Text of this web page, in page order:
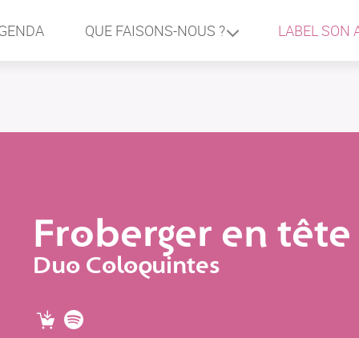
QUE FAISONS-NOUS ? LABEL SON
Froberger en
Duo Coloquintes